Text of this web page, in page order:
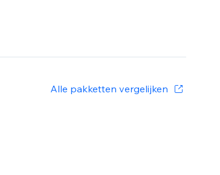
Alle pakketten vergelijken